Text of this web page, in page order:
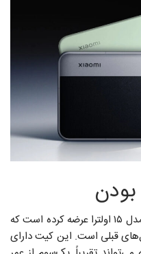
شیائومی یک کیت عکاسی جدید برای مدل ۱۵ اولترا عرضه کرده است که
قبلی است. این کیت دارای